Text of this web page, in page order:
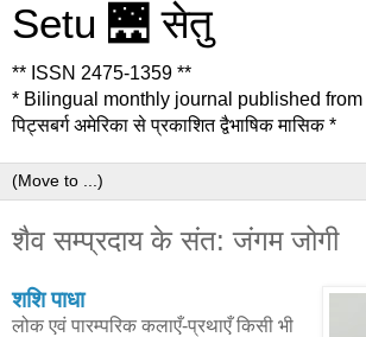
Setu 🌉 सेतु
** ISSN 2475-1359 **
* Bilingual monthly journal published from
पिट्सबर्ग अमेरिका से प्रकाशित द्वैभाषिक मासिक *
शैव सम्प्रदाय के संत: जंगम जोगी
शशि पाधा
लोक एवं पारम्परिक कलाएँ-प्रथाएँ किसी भी